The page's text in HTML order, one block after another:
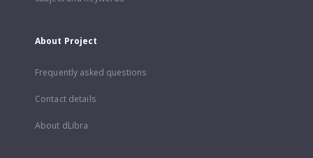
About Project
Frequently asked questions
Contact details
About dLibra